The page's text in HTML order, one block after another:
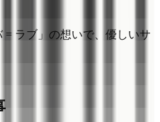
ラブ」の想いで、優しいサ